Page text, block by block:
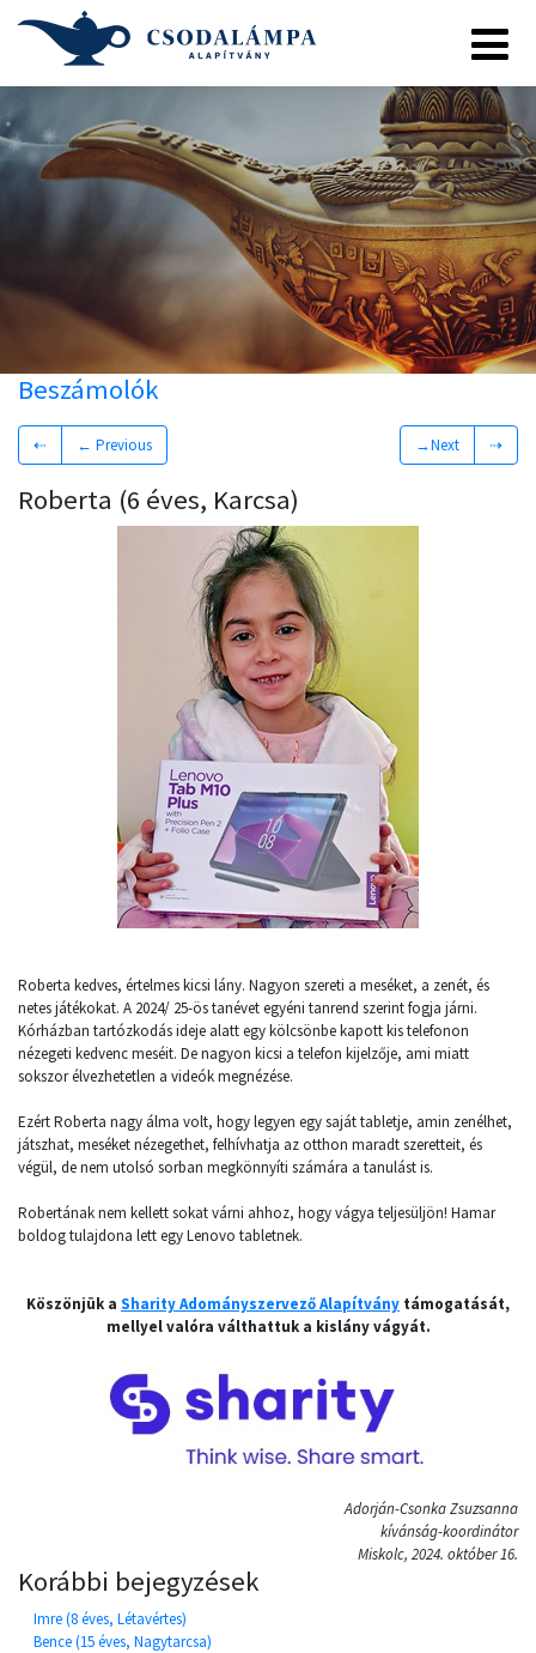
Beszámolók
⇠ ← Previous →Next ⇢
Roberta (6 éves, Karcsa)
Roberta kedves, értelmes kicsi lány. Nagyon szereti a meséket, a zenét, és
netes játékokat. A 2024/ 25-ös tanévet egyéni tanrend szerint fogja járni.
Kórházban tartózkodás ideje alatt egy kölcsönbe kapott kis telefonon
nézegeti kedvenc meséit. De nagyon kicsi a telefon kijelzője, ami miatt
sokszor élvezhetetlen a videók megnézése.
Ezért Roberta nagy álma volt, hogy legyen egy saját tabletje, amin zenélhet,
játszhat, meséket nézegethet, felhívhatja az otthon maradt szeretteit, és
végül, de nem utolsó sorban megkönnyíti számára a tanulást is.
Robertának nem kellett sokat várni ahhoz, hogy vágya teljesüljön! Hamar
boldog tulajdona lett egy Lenovo tabletnek.
Köszönjük a Sharity Adományszervező Alapítvány támogatását,
mellyel valóra válthattuk a kislány vágyát.
Adorján-Csonka Zsuzsanna
kívánság-koordinátor
Miskolc, 2024. október 16.
Korábbi bejegyzések
Imre (8 éves, Létavértes)
Bence (15 éves, Nagytarcsa)